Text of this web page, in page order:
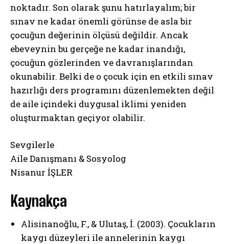
noktadır. Son olarak şunu hatırlayalım; bir
sınav ne kadar önemli görünse de asla bir
çocuğun değerinin ölçüsü değildir. Ancak
ebeveynin bu gerçeğe ne kadar inandığı,
çocuğun gözlerinden ve davranışlarından
okunabilir. Belki de o çocuk için en etkili sınav
hazırlığı ders programını düzenlemekten değil
de aile içindeki duygusal iklimi yeniden
oluşturmaktan geçiyor olabilir.
Sevgilerle
Aile Danışmanı & Sosyolog
Nisanur İŞLER
Kaynakça
Alisinanoğlu, F., & Ulutaş, İ. (2003). Çocukların
kaygı düzeyleri ile annelerinin kaygı